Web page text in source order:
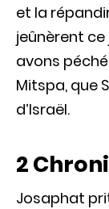
et la
jeûnèrent
avons péché
Mitspa, que
d’Israël.
2
Josaphat